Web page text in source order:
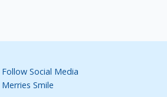
Follow Social Media
Merries Smile